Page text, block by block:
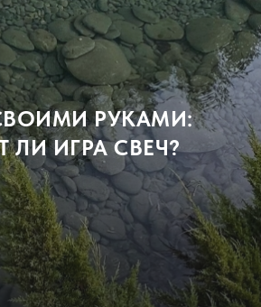
РУКАМИ:
ЛИ ИГРА СВЕЧ?